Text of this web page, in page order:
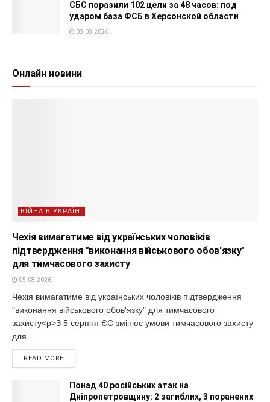
СБС поразили 102 цели за 48 часов: под
ударом база ФСБ в Херсонской области
08.08.2026
Онлайн новини
ВІЙНА В УКРАЇНІ
Чехія вимагатиме від українських чоловіків
підтвердження "виконання військового обов'язку"
для тимчасового захисту
05.08.2026
Чехія вимагатиме від українських чоловіків підтвердження
"виконання військового обов'язку" для тимчасового
захисту<p>З 5 серпня ЄС змінює умови тимчасового захисту
для...
READ MORE
Понад 40 російських атак на
Дніпропетровщину: 2 загиблих, 3 поранених